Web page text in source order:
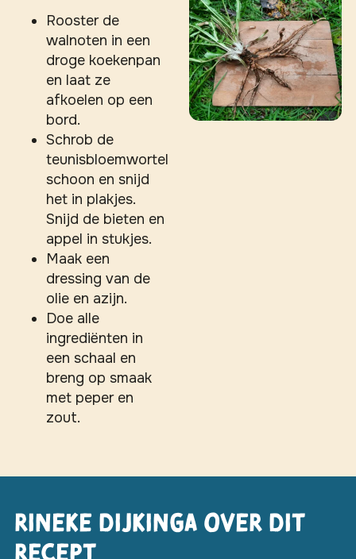
Rooster de
walnoten in een
droge koekenpan
en laat ze
afkoelen op een
bord.
Schrob de
teunisbloemwortel
schoon en snijd
het in plakjes.
Snijd de bieten en
appel in stukjes.
Maak een
dressing van de
olie en azijn.
Doe alle
ingrediënten in
een schaal en
breng op smaak
met peper en
zout.
Rineke Dijkinga over dit
recept